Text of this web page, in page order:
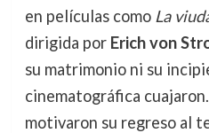
en películas como La
dirigida por Erich von
su matrimonio ni su
cinematográfica
motivaron su regreso al